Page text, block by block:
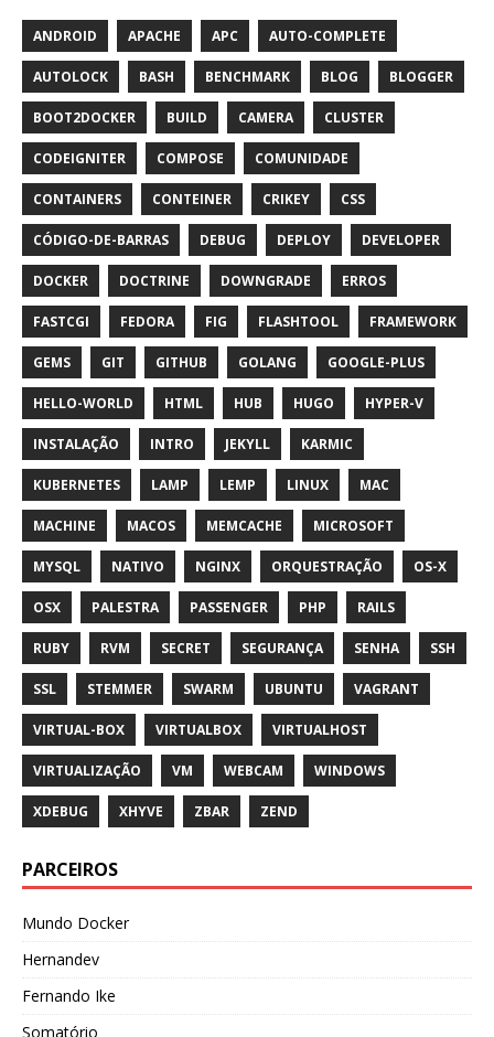
ANDROID APACHE APC AUTO-COMPLETE
AUTOLOCK BASH BENCHMARK BLOG BLOGGER
BOOT2DOCKER BUILD CAMERA CLUSTER
CODEIGNITER COMPOSE COMUNIDADE
CONTAINERS CONTEINER CRIKEY CSS
CÓDIGO-DE-BARRAS DEBUG DEPLOY DEVELOPER
DOCKER DOCTRINE DOWNGRADE ERROS
FASTCGI FEDORA FIG FLASHTOOL FRAMEWORK
GEMS GIT GITHUB GOLANG GOOGLE-PLUS
HELLO-WORLD HTML HUB HUGO HYPER-V
INSTALAÇÃO INTRO JEKYLL KARMIC
KUBERNETES LAMP LEMP LINUX MAC
MACHINE MACOS MEMCACHE MICROSOFT
MYSQL NATIVO NGINX ORQUESTRAÇÃO OS-X
OSX PALESTRA PASSENGER PHP RAILS
RUBY RVM SECRET SEGURANÇA SENHA SSH
SSL STEMMER SWARM UBUNTU VAGRANT
VIRTUAL-BOX VIRTUALBOX VIRTUALHOST
VIRTUALIZAÇÃO VM WEBCAM WINDOWS
XDEBUG XHYVE ZBAR ZEND
PARCEIROS
Mundo Docker
Hernandev
Fernando Ike
Somatório